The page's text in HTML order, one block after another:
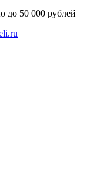
до 50 000 рублей